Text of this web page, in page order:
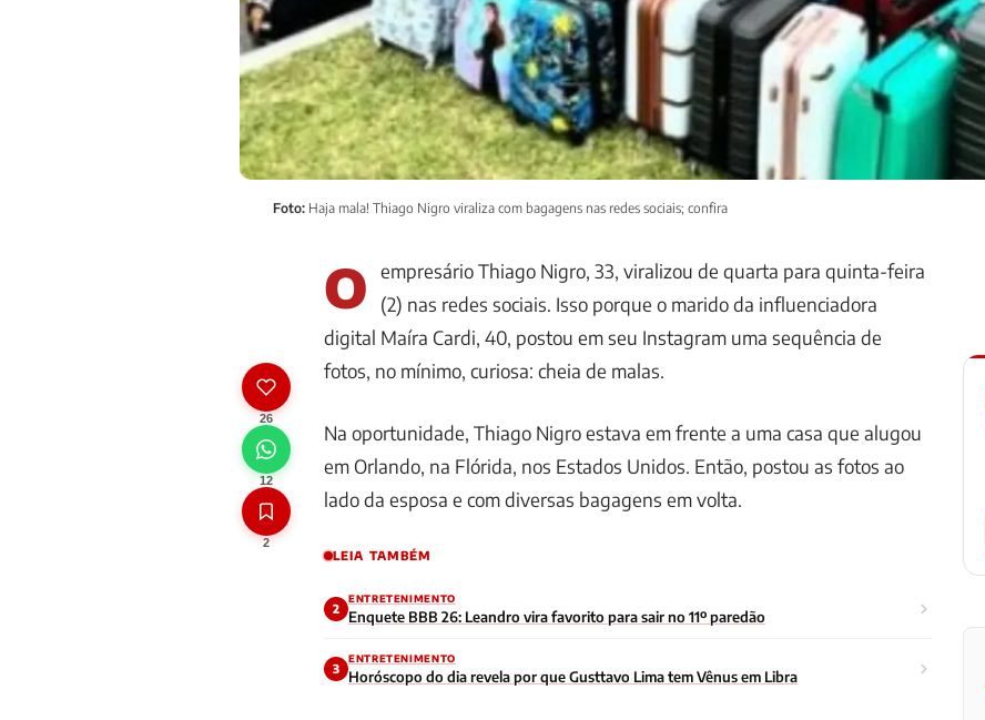
Foto: Haja mala! Thiago Nigro viraliza com bagagens nas redes sociais; confira
26
12
2
O empresário Thiago Nigro, 33, viralizou de quarta para quinta-feira
(2) nas redes sociais. Isso porque o marido da influenciadora
digital Maíra Cardi, 40, postou em seu Instagram uma sequência de
fotos, no mínimo, curiosa: cheia de malas.
Na oportunidade, Thiago Nigro estava em frente a uma casa que alugou
em Orlando, na Flórida, nos Estados Unidos. Então, postou as fotos ao
lado da esposa e com diversas bagagens em volta.
LEIA TAMBÉM
2
ENTRETENIMENTO
Enquete BBB 26: Leandro vira favorito para sair no 11º paredão
3
ENTRETENIMENTO
Horóscopo do dia revela por que Gusttavo Lima tem Vênus em Libra